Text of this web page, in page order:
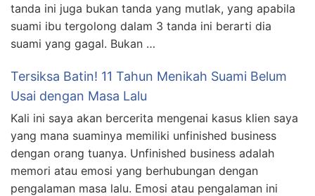
tanda ini juga bukan tanda yang mutlak, yang apabila
suami ibu tergolong dalam 3 tanda ini berarti dia
suami yang gagal. Bukan …
Tersiksa Batin! 11 Tahun Menikah Suami Belum
Usai dengan Masa Lalu
Kali ini saya akan bercerita mengenai kasus klien saya
yang mana suaminya memiliki unfinished business
dengan orang tuanya. Unfinished business adalah
memori atau emosi yang berhubungan dengan
pengalaman masa lalu. Emosi atau pengalaman ini